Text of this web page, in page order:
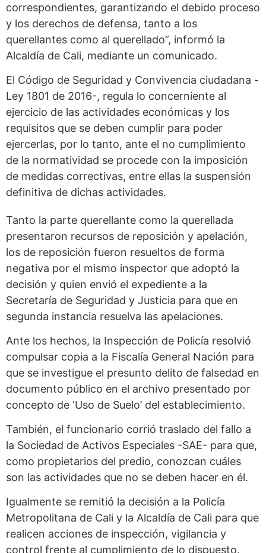
correspondientes, garantizando el debido proceso
y los derechos de defensa, tanto a los
querellantes como al querellado”, informó la
Alcaldía de Cali, mediante un comunicado.
El Código de Seguridad y Convivencia ciudadana -
Ley 1801 de 2016-, regula lo concerniente al
ejercicio de las actividades económicas y los
requisitos que se deben cumplir para poder
ejercerlas, por lo tanto, ante el no cumplimiento
de la normatividad se procede con la imposición
de medidas correctivas, entre ellas la suspensión
definitiva de dichas actividades.
Tanto la parte querellante como la querellada
presentaron recursos de reposición y apelación,
los de reposición fueron resueltos de forma
negativa por el mismo inspector que adoptó la
decisión y quien envió el expediente a la
Secretaría de Seguridad y Justicia para que en
segunda instancia resuelva las apelaciones.
Ante los hechos, la Inspección de Policía resolvió
compulsar copia a la Fiscalía General Nación para
que se investigue el presunto delito de falsedad en
documento público en el archivo presentado por
concepto de ‘Uso de Suelo’ del establecimiento.
También, el funcionario corrió traslado del fallo a
la Sociedad de Activos Especiales -SAE- para que,
como propietarios del predio, conozcan cuáles
son las actividades que no se deben hacer en él.
Igualmente se remitió la decisión a la Policía
Metropolitana de Cali y la Alcaldía de Cali para que
realicen acciones de inspección, vigilancia y
control frente al cumplimiento de lo dispuesto.